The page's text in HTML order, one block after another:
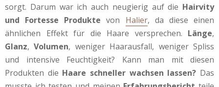
sorgt. Darum war ich auch neugierig auf die Hairvity
und Fortesse Produkte von Halier, da diese einen
ähnlichen Effekt für die Haare versprechen. Länge,
Glanz,Volumen, weniger Haarausfall, weniger Spliss
und intensive Feuchtigkeit? Kann man mit diesen
Produkten die Haare schneller wachsen lassen? Das